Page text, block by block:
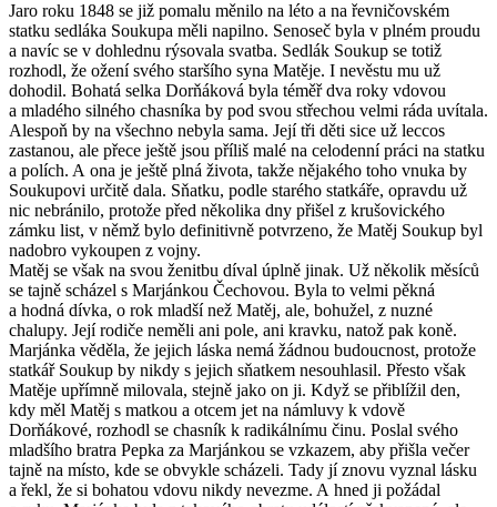
Jaro roku 1848 se již pomalu měnilo na léto a na řevničovském
statku sedláka Soukupa měli napilno. Senoseč byla v plném proudu
a navíc se v dohlednu rýsovala svatba. Sedlák Soukup se totiž
rozhodl, že ožení svého staršího syna Matěje. I nevěstu mu už
dohodil. Bohatá selka Dorňáková byla téměř dva roky vdovou
a mladého silného chasníka by pod svou střechou velmi ráda uvítala.
Alespoň by na všechno nebyla sama. Její tři děti sice už leccos
zastanou, ale přece ještě jsou příliš malé na celodenní práci na statku
a polích. A ona je ještě plná života, takže nějakého toho vnuka by
Soukupovi určitě dala. Sňatku, podle starého statkáře, opravdu už
nic nebránilo, protože před několika dny přišel z krušovického
zámku list, v němž bylo definitivně potvrzeno, že Matěj Soukup byl
nadobro vykoupen z vojny.
Matěj se však na svou ženitbu díval úplně jinak. Už několik měsíců
se tajně scházel s Marjánkou Čechovou. Byla to velmi pěkná
a hodná dívka, o rok mladší než Matěj, ale, bohužel, z nuzné
chalupy. Její rodiče neměli ani pole, ani kravku, natož pak koně.
Marjánka věděla, že jejich láska nemá žádnou budoucnost, protože
statkář Soukup by nikdy s jejich sňatkem nesouhlasil. Přesto však
Matěje upřímně milovala, stejně jako on ji. Když se přiblížil den,
kdy měl Matěj s matkou a otcem jet na námluvy k vdově
Dorňákové, rozhodl se chasník k radikálnímu činu. Poslal svého
mladšího bratra Pepka za Marjánkou se vzkazem, aby přišla večer
tajně na místo, kde se obvykle scházeli. Tady jí znovu vyznal lásku
a řekl, že si bohatou vdovu nikdy nevezme. A hned ji požádal